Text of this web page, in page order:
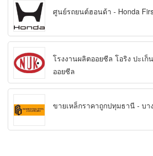
ศูนย์รถยนต์ฮอนด้า - Honda
โรงงานผลิตออยซีล โอริง ปะเก็
ออยซีล
ขายเหล็กราคาถูกปทุมธานี - บา